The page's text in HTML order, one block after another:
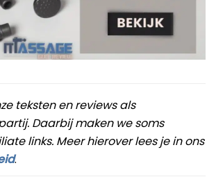
teksten en reviews als
Daarbij maken we soms
links. Meer hierover lees je in ons
.